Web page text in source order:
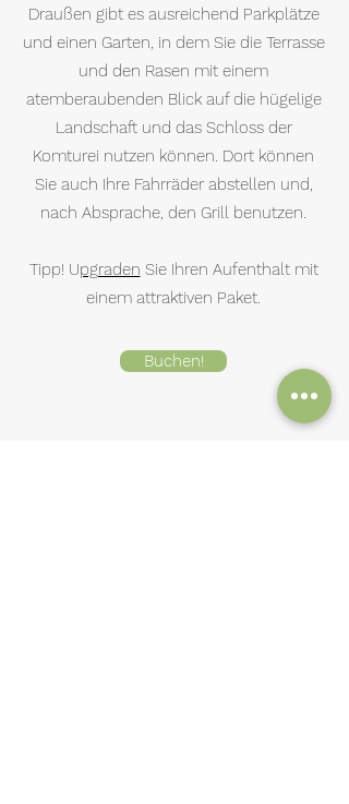
Draußen gibt es ausreichend Parkplätze
und einen Garten, in dem Sie die Terrasse
und den Rasen mit einem
atemberaubenden Blick auf die hügelige
Landschaft und das Schloss der
Komturei nutzen können. Dort können
Sie auch Ihre Fahrräder abstellen und,
nach Absprache, den Grill benutzen.
Tipp! Upgraden Sie Ihren Aufenthalt mit
einem attraktiven Paket.
Buchen!